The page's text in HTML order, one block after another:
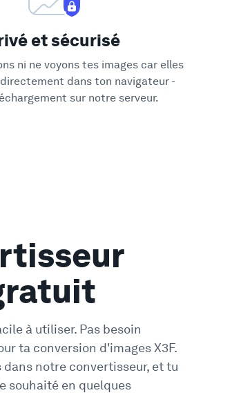
et sécurisé
ni ne voyons tes images car elles
dans ton navigateur -
sur notre serveur.
à utiliser. Pas besoin
ta conversion d'images X3F.
notre convertisseur, et tu
souhaité en quelques